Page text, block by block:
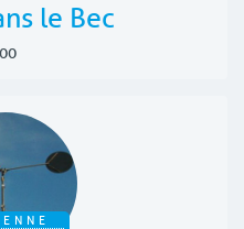
le Bec